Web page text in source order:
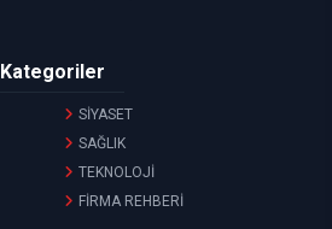
Kategoriler
SİYASET
SAĞLIK
TEKNOLOJİ
FİRMA REHBERİ